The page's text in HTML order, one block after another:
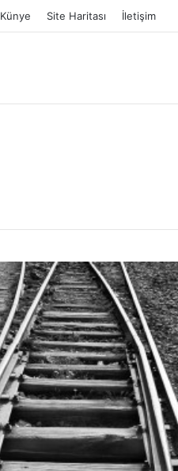
Künye Site Haritası İletişim